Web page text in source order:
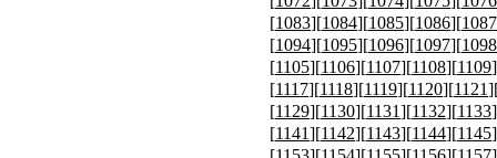
[1083][1084][1085][1086][1087
[1094][1095][1096][1097][1098
[1105][1106][1107][1108][1109
[1117][1118][1119][1120][1121
[1129][1130][1131][1132][1133
[1141][1142][1143][1144][1145